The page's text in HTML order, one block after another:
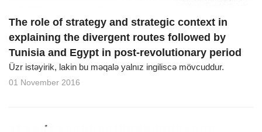
The role of strategy and strategic context in
explaining the divergent routes followed by
Tunisia and Egypt in post-revolutionary period
Üzr istəyirik, lakin bu məqalə yalnız ingiliscə mövcuddur.
01 November 2016